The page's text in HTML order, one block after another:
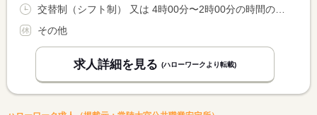
その他
求人詳細を見る (ハローワークより転載)